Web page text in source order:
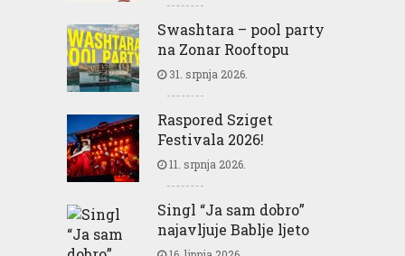
Swashtara – pool party
na Zonar Rooftopu
31. srpnja 2026.
Raspored Sziget
Festivala 2026!
11. srpnja 2026.
Singl “Ja sam dobro”
najavljuje Bablje ljeto